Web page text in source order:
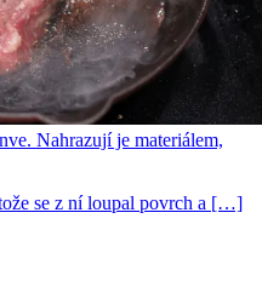
Nahrazují je materiálem,
se z ní loupal povrch a […]